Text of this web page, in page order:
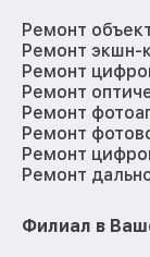
Ремонт
Ремонт экшн-
Ремонт
Ремонт
Ремонт
Ремонт
Ремонт
Ремонт
Филиал в